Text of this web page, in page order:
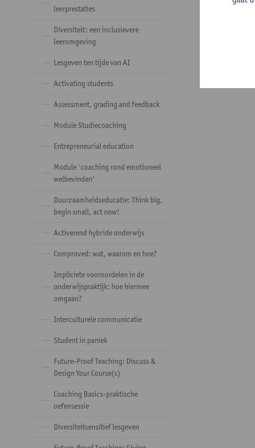
leerprestaties
Diversiteit: een inclusievere
leeromgeving
Lesgeven ten tijde van AI
Activating students
Assessment, grading and feedback
Module Studiecoaching
Entrepreneurial education
Module 'coaching rond emotioneel
welbevinden'
Duurzaamheidseducatie: Think big,
begin small, act now!
Activerend hybride onderwijs
Comproved: wat, waarom en hoe?
Impliciete vooroordelen in de
onderwijspraktijk: hoe hiermee
omgaan?
Interculturele communicatie
Student in paniek
Future-Proof Teaching: Discuss &
Design Your Course(s)
Coaching Basics-praktische
oefensessie
Diversiteitsensitief lesgeven